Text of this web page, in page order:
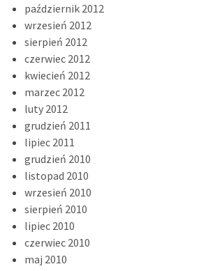
październik 2012
wrzesień 2012
sierpień 2012
czerwiec 2012
kwiecień 2012
marzec 2012
luty 2012
grudzień 2011
lipiec 2011
grudzień 2010
listopad 2010
wrzesień 2010
sierpień 2010
lipiec 2010
czerwiec 2010
maj 2010